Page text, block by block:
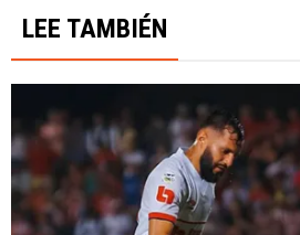
LEE TAMBIÉN